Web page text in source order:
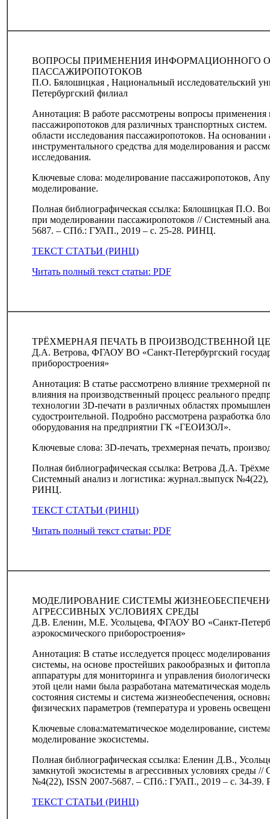
ВОПРОСЫ ПРИМЕНЕНИЯ ИНФОРМАЦИОННОГО
ПАССАЖИРОПОТОКОВ
П.О. Бялошицкая , Национальный исследовательский
Петербургский филиал
Аннотация: В работе рассмотрены вопросы
пассажиропотоков для различных транспортных
области исследования пассажиропотоков. На
инструментального средства для моделирования и
исследования.
Ключевые слова: моделирование пассажиропотоков,
моделирование.
Полная библиографическая ссылка: Бялошицкая П.О.
при моделировании пассажиропотоков // Системный
5687. – СПб.: ГУАП., 2019 – с. 25-28. РИНЦ.
ТЕКСТ СТАТЬИ (РИНЦ)
Читать полный текст статьи: PDF
ТРЁХМЕРНАЯ ПЕЧАТЬ В ПРОИЗВОДСТВЕННОЙ
Д.А. Ветрова, ФГАОУ ВО «Санкт-Петербургский
приборостроения»
Аннотация: В статье рассмотрено влияние трехмерной
влияния на производственный процесс реального
технологии 3D-печати в различных областях
судостроительной. Подробно рассмотрена разработка
оборудования на предприятии ГК «ГЕОИЗОЛ».
Ключевые слова: 3D-печать, трехмерная печать,
Полная библиографическая ссылка: Ветрова Д.А.
Системный анализ и логистика: журнал.:выпуск
РИНЦ.
ТЕКСТ СТАТЬИ (РИНЦ)
Читать полный текст статьи: PDF
МОДЕЛИРОВАНИЕ СИСТЕМЫ
АГРЕССИВНЫХ УСЛОВИЯХ СРЕДЫ
Д.В. Еленин, М.Е. Усольцева, ФГАОУ ВО «Санкт-
аэрокосмического приборостроения»
Аннотация: В статье исследуется процесс
системы, на основе простейших ракообразных и
аппаратуры для мониторинга и управления
этой цели нами была разработана математическая
состояния системы и система жизнеобеспечения,
физических параметров (температура и уровень
Ключевые слова:математическое моделирование,
моделирование экосистемы.
Полная библиографическая ссылка: Еленин Д.В.,
замкнутой экосистемы в агрессивных условиях среды
№4(22), ISSN 2007-5687. – СПб.: ГУАП., 2019 – с. 34-
ТЕКСТ СТАТЬИ (РИНЦ)